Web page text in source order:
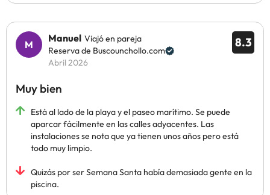
8.3
Manuel Viajó en pareja
Reserva de Buscounchollo.com
Abril 2026
Muy bien
Está al lado de la playa y el paseo marítimo. Se puede
aparcar fácilmente en las calles adyacentes. Las
instalaciones se nota que ya tienen unos años pero está
todo muy limpio.
Quizás por ser Semana Santa había demasiada gente en la
piscina.